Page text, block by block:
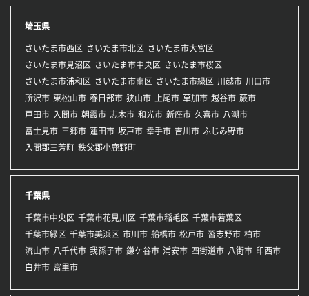
埼玉県
さいたま市西区 さいたま市北区
さいたま市大宮区
さいたま市見沼区
さいたま市中央区
さいたま市桜区
さいたま市浦和区
さいたま市南区 さいたま市緑区 川越市 川口市
所沢市 東松山市 春日部市 狭山市 上尾市 草加市 越谷市 蕨市
戸田市 入間市 朝霞市 志木市 和光市 新座市 久喜市 八潮市
富士見市 三郷市 蓮田市 坂戸市 幸手市 吉川市 ふじみ野市
入間郡三芳町 秩父郡小鹿野町
千葉県
千葉市中央区 千葉市花見川区 千葉市稲毛区 千葉市若葉区
千葉市緑区 千葉市美浜区 市川市 船橋市 松戸市 習志野市 柏市
流山市 八千代市 我孫子市 鎌ケ谷市 浦安市 四街道市 八街市 印西市
白井市 富里市